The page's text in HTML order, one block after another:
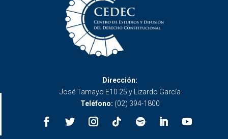
Dirección:
José Tamayo E10 25 y Lizardo García
Teléfono: (02) 394-1800